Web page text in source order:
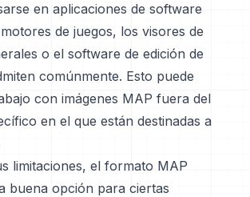
en aplicaciones de software
de juegos, los visores de
o el software de edición de
comúnmente. Esto puede
con imágenes MAP fuera del
en el que están destinadas a
limitaciones, el formato MAP
buena opción para ciertas